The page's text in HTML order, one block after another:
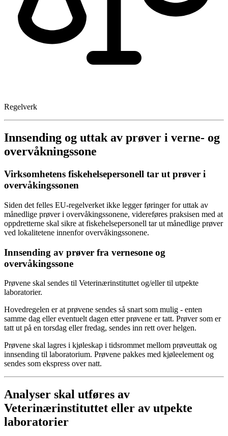
Regelverk
Innsending og uttak av prøver i verne- og
overvåkningssone
Virksomhetens fiskehelsepersonell tar ut prøver i
overvåkingssonen
Siden det felles EU-regelverket ikke legger føringer for uttak av
månedlige prøver i overvåkingssonene, videreføres praksisen med at
oppdretterne skal sikre at fiskehelsepersonell tar ut månedlige prøver
ved lokalitetene innenfor overvåkingssonene.
Innsending av prøver fra vernesone og
overvåkingssone
Prøvene skal sendes til Veterinærinstituttet og/eller til utpekte
laboratorier.
Hovedregelen er at prøvene sendes så snart som mulig - enten
samme dag eller eventuelt dagen etter prøvene er tatt. Prøver som er
tatt ut på en torsdag eller fredag, sendes inn rett over helgen.
Prøvene skal lagres i kjøleskap i tidsrommet mellom prøveuttak og
innsending til laboratorium. Prøvene pakkes med kjøleelement og
sendes som ekspress over natt.
Analyser skal utføres av
Veterinærinstituttet eller av utpekte
laboratorier